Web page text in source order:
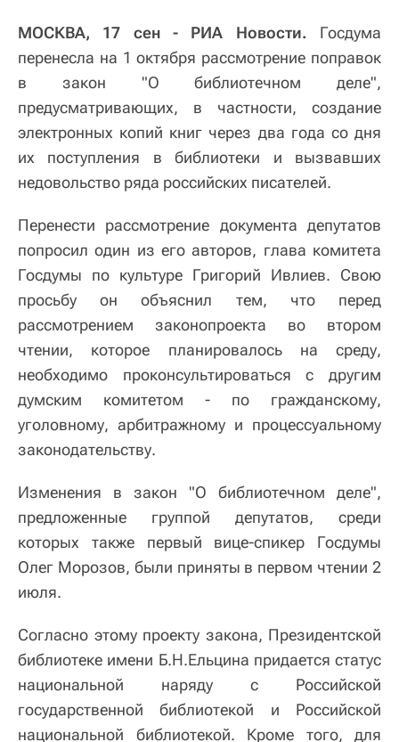
МОСКВА, 17 сен - РИА Новости. Госдума
перенесла на 1 октября рассмотрение поправок
в закон "О библиотечном деле",
предусматривающих, в частности, создание
электронных копий книг через два года со дня
их поступления в библиотеки и вызвавших
недовольство ряда российских писателей.
Перенести рассмотрение документа депутатов
попросил один из его авторов, глава комитета
Госдумы по культуре Григорий Ивлиев. Свою
просьбу он объяснил тем, что перед
рассмотрением законопроекта во втором
чтении, которое планировалось на среду,
необходимо проконсультироваться с другим
думским комитетом - по гражданскому,
уголовному, арбитражному и процессуальному
законодательству.
Изменения в закон "О библиотечном деле",
предложенные группой депутатов, среди
которых также первый вице-спикер Госдумы
Олег Морозов, были приняты в первом чтении 2
июля.
Согласно этому проекту закона, Президентской
библиотеке имени Б.Н.Ельцина придается статус
национальной наряду с Российской
государственной библиотекой и Российской
национальной библиотекой. Кроме того, для